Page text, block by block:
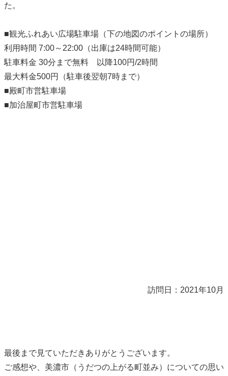
た。
■観光ふれあい広場駐車場（下の地図のポイントの場所）
利用時間 7:00～22:00（出庫は24時間可能）
駐車料金 30分まで無料 以降100円/2時間
最大料金500円（駐車後翌朝7時まで）
■殿町市営駐車場
■加治屋町市営駐車場
訪問日：2021年10月
最後まで見ていただきありがとうございます。
ご感想や、美濃市（うだつの上がる町並み）についての思い